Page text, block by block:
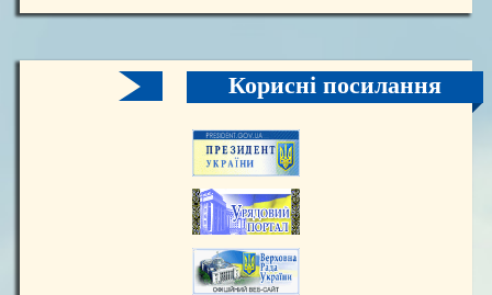
Корисні посилання